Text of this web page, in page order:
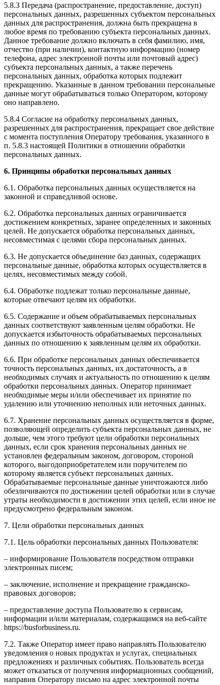
5.8.3 Передача (распространение, предоставление, доступ)
персональных данных, разрешенных субъектом персональных
данных для распространения, должна быть прекращена в
любое время по требованию субъекта персональных данных.
Данное требование должно включать в себя фамилию, имя,
отчество (при наличии), контактную информацию (номер
телефона, адрес электронной почты или почтовый адрес)
субъекта персональных данных, а также перечень
персональных данных, обработка которых подлежит
прекращению. Указанные в данном требовании персональные
данные могут обрабатываться только Оператором, которому
оно направлено.
5.8.4 Согласие на обработку персональных данных,
разрешенных для распространения, прекращает свое действие
с момента поступления Оператору требования, указанного в
п. 5.8.3 настоящей Политики в отношении обработки
персональных данных.
6. Принципы обработки персональных данных
6.1. Обработка персональных данных осуществляется на
законной и справедливой основе.
6.2. Обработка персональных данных ограничивается
достижением конкретных, заранее определенных и законных
целей. Не допускается обработка персональных данных,
несовместимая с целями сбора персональных данных.
6.3. Не допускается объединение баз данных, содержащих
персональные данные, обработка которых осуществляется в
целях, несовместимых между собой.
6.4. Обработке подлежат только персональные данные,
которые отвечают целям их обработки.
6.5. Содержание и объем обрабатываемых персональных
данных соответствуют заявленным целям обработки. Не
допускается избыточность обрабатываемых персональных
данных по отношению к заявленным целям их обработки.
6.6. При обработке персональных данных обеспечивается
точность персональных данных, их достаточность, а в
необходимых случаях и актуальность по отношению к целям
обработки персональных данных. Оператор принимает
необходимые меры и/или обеспечивает их принятие по
удалению или уточнению неполных или неточных данных.
6.7. Хранение персональных данных осуществляется в форме,
позволяющей определить субъекта персональных данных, не
дольше, чем этого требуют цели обработки персональных
данных, если срок хранения персональных данных не
установлен федеральным законом, договором, стороной
которого, выгодоприобретателем или поручителем по
которому является субъект персональных данных.
Обрабатываемые персональные данные уничтожаются либо
обезличиваются по достижении целей обработки или в случае
утраты необходимости в достижении этих целей, если иное не
предусмотрено федеральным законом.
7. Цели обработки персональных данных
7.1. Цель обработки персональных данных Пользователя:
– информирование Пользователя посредством отправки
электронных писем;
– заключение, исполнение и прекращение гражданско-
правовых договоров;
– предоставление доступа Пользователю к сервисам,
информации и/или материалам, содержащимся на веб-сайте
https://busforbusiness.ru.
7.2. Также Оператор имеет право направлять Пользователю
уведомления о новых продуктах и услугах, специальных
предложениях и различных событиях. Пользователь всегда
может отказаться от получения информационных сообщений,
направив Оператору письмо на адрес электронной почты